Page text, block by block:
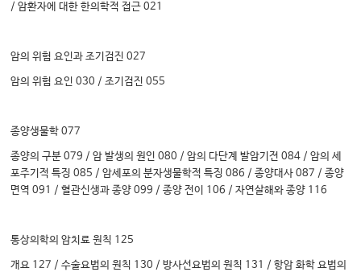
/ 암환자에 대한 한의학적 접근 021
암의 위험 요인과 조기검진 027
암의 위험 요인 030 / 조기검진 055
종양생물학 077
종양의 구분 079 / 암 발생의 원인 080 / 암의 다단계 발암기전 084 / 암의 세
포주기적 특징 085 / 암세포의 분자생물학적 특징 086 / 종양대사 087 / 종양
면역 091 / 혈관신생과 종양 099 / 종양 전이 106 / 자연살해와 종양 116
통상의학의 암치료 원칙 125
개요 127 / 수술요법의 원칙 130 / 방사선요법의 원칙 131 / 항암 화학 요법의